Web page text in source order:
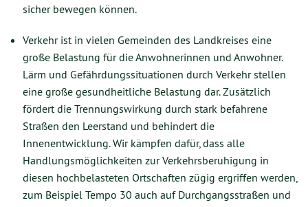
sicher bewegen können.
Verkehr ist in vielen Gemeinden des Landkreises eine
große Belastung für die Anwohnerinnen und Anwohner.
Lärm und Gefährdungssituationen durch Verkehr stellen
eine große gesundheitliche Belastung dar. Zusätzlich
fördert die Trennungswirkung durch stark befahrene
Straßen den Leerstand und behindert die
Innenentwicklung. Wir kämpfen dafür, dass alle
Handlungsmöglichkeiten zur Verkehrsberuhigung in
diesen hochbelasteten Ortschaften zügig ergriffen werden,
zum Beispiel Tempo 30 auch auf Durchgangsstraßen und